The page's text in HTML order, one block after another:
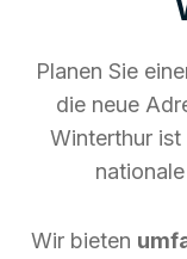
Planen Sie
die neue
Winterthur ist
Wir bieten